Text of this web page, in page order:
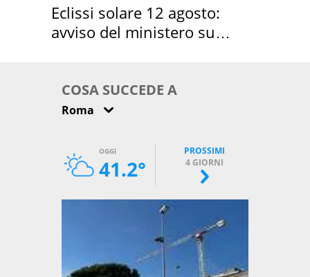
Eclissi solare 12 agosto:
avviso del ministero su